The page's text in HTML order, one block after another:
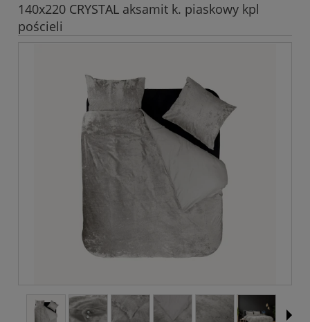
140x220 CRYSTAL aksamit k. piaskowy kpl
pościeli